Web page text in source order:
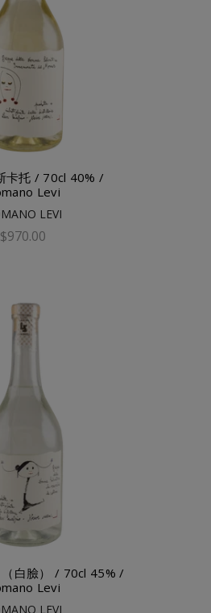
卡托 / 70cl 40% /
Levi
LEVI
$970.00
（白臉） / 70cl 45% /
Levi
LEVI